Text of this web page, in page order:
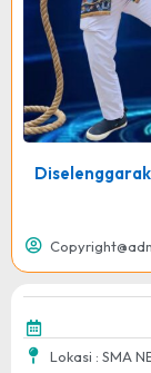
Lokasi : SMA